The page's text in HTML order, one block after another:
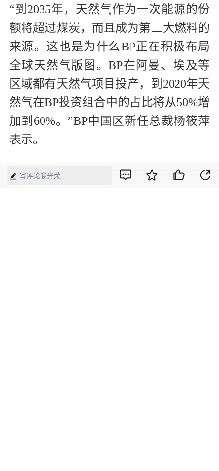
“到2035年，天然气作为一次能源的份
额将超过煤炭，而且成为第二大燃料的
来源。这也是为什么BP正在积极布局
全球天然气版图。BP在阿曼、埃及等
区域都有天然气项目投产，到2020年天
然气在BP投资组合中的占比将从50%增
加到60%。”BP中国区新任总裁杨筱萍
表示。
写评论我光荣